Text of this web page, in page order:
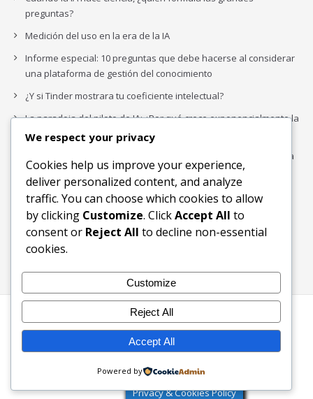
preguntas?
Medición del uso en la era de la IA
Informe especial: 10 preguntas que debe hacerse al considerar
una plataforma de gestión del conocimiento
¿Y si Tinder mostrara tu coeficiente intelectual?
La paradoja del piloto de IA: ¿Por qué crece exponencialmente la
complejidad de la IA empresarial?
Los organigramas de marketing se crearon para los canales. La
IA acaba de dejarlos obsoletos.
Buscar
Buscar
Inicio Blog
Bloques Temáticos
Contactos
Privacy & Cookies Policy
We respect your privacy
Cookies help us improve your experience,
deliver personalized content, and analyze
traffic. You can choose which cookies to allow
by clicking Customize. ClickAccept All to
consent or Reject All to decline non-essential
cookies.
Customize
Reject All
Accept All
Powered by